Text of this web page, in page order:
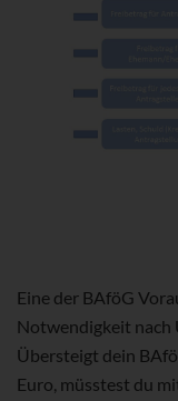
Eine der BAföG
Notwendigkeit nach
Übersteigt dein
Euro, müsstest du